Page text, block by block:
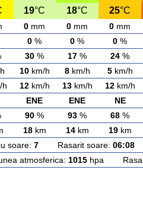
19°C 18°C 25°C
0 mm 0 mm 0 mm
0 % 0 % 0 %
30 % 17 % 24 %
10km/h 8km/h 5km/h
12km/h 13km/h 12km/h
ENE ENE NE
90 % 93 % 68 %
18km 14km 19km
soare: 7Rasarit soare: 06:08
atmosferica: 1015hpa